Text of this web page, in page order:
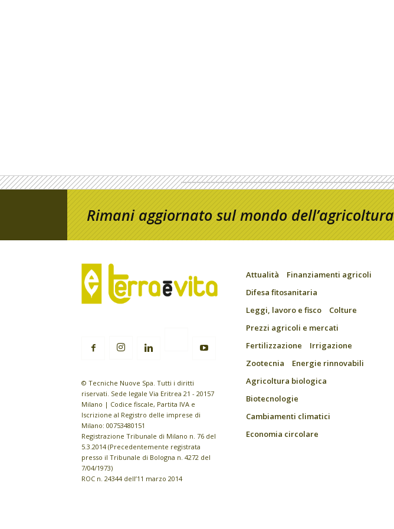
Rimani aggiornato sul mondo dell’agricoltura
© Tecniche Nuove Spa. Tutti i diritti
riservati. Sede legale Via Eritrea 21 - 20157
Milano | Codice fiscale, Partita IVA e
Iscrizione al Registro delle imprese di
Milano: 00753480151
Registrazione Tribunale di Milano n. 76 del
5.3.2014 (Precedentemente registrata
presso il Tribunale di Bologna n. 4272 del
7/04/1973)
ROC n. 24344 dell’11 marzo 2014
Attualità
Finanziamenti agricoli
Difesa fitosanitaria
Leggi, lavoro e fisco
Colture
Prezzi agricoli e mercati
Fertilizzazione
Irrigazione
Zootecnia
Energie rinnovabili
Agricoltura biologica
Biotecnologie
Cambiamenti climatici
Economia circolare